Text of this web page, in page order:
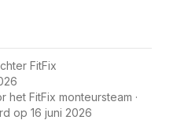
FitFix
FitFix monteursteam ·
op 16 juni 2026